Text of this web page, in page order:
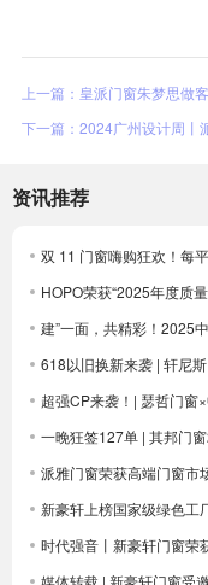
上一篇：皇派门窗朱梦思做
下一篇：2024广州设计周丨
资讯推荐
双 11 门窗嗨购狂欢！每平方
HOPO荣获“2025年度质量
建”一面，共精彩！2025中国建博
618以旧换新来袭 | 轩尼
超强CP来袭！| 瑟哲门窗×中
一晚狂签127单 | 其邦门窗
派雅门窗荣获高端门窗市场地位认
新豪轩上榜国家级绿色工厂，
时代强音丨新豪轩门窗荣
媒体转载 | 新豪轩门窗受邀参加两